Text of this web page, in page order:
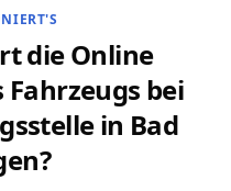
die Online
bei
in Bad